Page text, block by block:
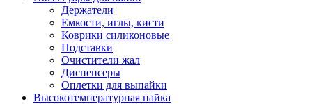
Держатели
Емкости, иглы, кисти
Коврики силиконовые
Подставки
Очистители жал
Диспенсеры
Оплетки для выпайки
Высокотемпературная пайка